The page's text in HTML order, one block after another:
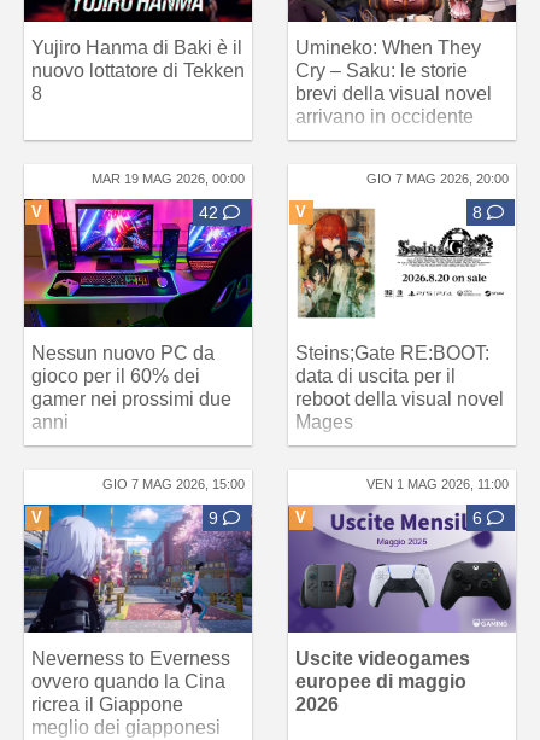
Yujiro Hanma di Baki è il
nuovo lottatore di Tekken
8
Umineko: When They
Cry – Saku: le storie
brevi della visual novel
arrivano in occidente
MAR 19 MAG 2026, 00:00
V 42
Nessun nuovo PC da
gioco per il 60% dei
gamer nei prossimi due
anni
GIO 7 MAG 2026, 20:00
V 8
Steins;Gate RE:BOOT:
data di uscita per il
reboot della visual novel
Mages
GIO 7 MAG 2026, 15:00
V 9
Neverness to Everness
ovvero quando la Cina
ricrea il Giappone
meglio dei giapponesi
VEN 1 MAG 2026, 11:00
V 6
Uscite videogames
europee di maggio
2026